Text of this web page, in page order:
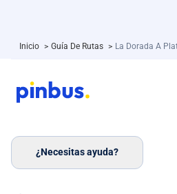
Inicio > Guía De Rutas > La Dorada A
¿Necesitas ayuda?